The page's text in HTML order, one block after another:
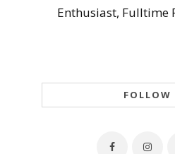
Enthusiast, Fulltime
FOLLOW